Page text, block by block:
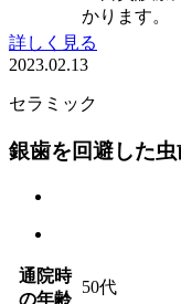
かります。
詳しく見る
2023.02.13
セラミック
銀歯を回避した虫
通院時
の年齢
50代